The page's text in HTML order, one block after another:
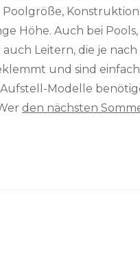
Höhe. Auch bei
auch Leitern, die je
und sind
Modelle
den nächsten